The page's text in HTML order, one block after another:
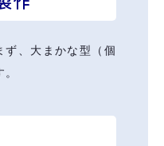
ず、大まかな型（個